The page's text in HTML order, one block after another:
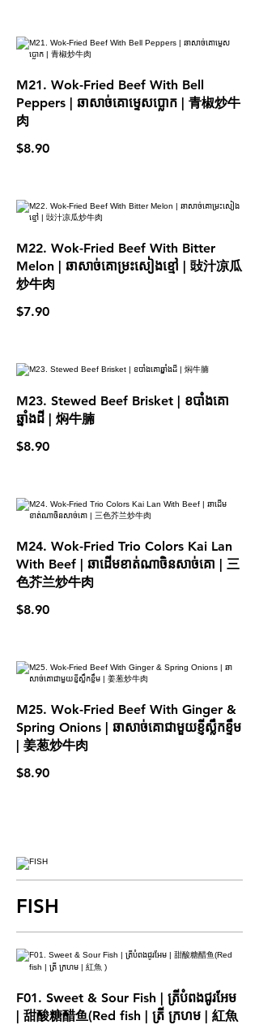
M21. Wok-Fried Beef With Bell
Peppers | ឆាសាច់គោម្ទេសប្លោក | 青椒炒牛
肉
$8.90
M22. Wok-Fried Beef With Bitter
Melon | ឆាសាច់គោម្រះសៀងខ្មៅ | 䜴汁凉瓜
炒牛肉
$7.90
M23. Stewed Beef Brisket | ខបាំងគោ
ឆ្នាំងដី​ | 焖牛腩
$8.90
M24. Wok-Fried Trio Colors Kai Lan
With Beef | ឆាដើមខាត់ណាចិនសាច់គោ | 三
色芥兰炒牛肉
$8.90
M25. Wok-Fried Beef With Ginger &
Spring Onions | ឆាសាច់គោជាមួយខ្ញីស្លឹកខ្ទឹម
| 姜葱炒牛肉
$8.90
FISH
F01. Sweet & Sour Fish | ត្រីបំពងជូរអែម
| 甜酸糖醋鱼(Red fish | ត្រី ក្រហម | 紅魚